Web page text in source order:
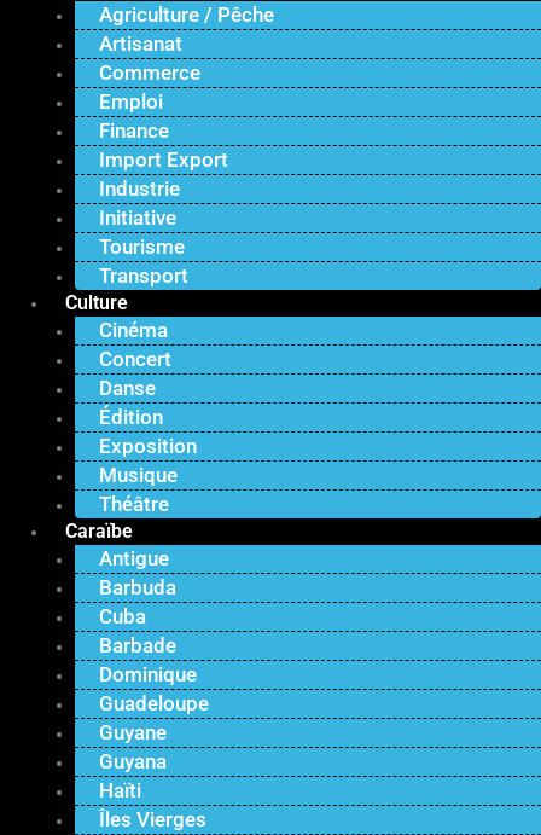
Agriculture / Pêche
Artisanat
Commerce
Emploi
Finance
Import Export
Industrie
Initiative
Tourisme
Transport
Culture
Cinéma
Concert
Danse
Édition
Exposition
Musique
Théâtre
Caraïbe
Antigue
Barbuda
Cuba
Barbade
Dominique
Guadeloupe
Guyane
Guyana
Haïti
Îles Vierges